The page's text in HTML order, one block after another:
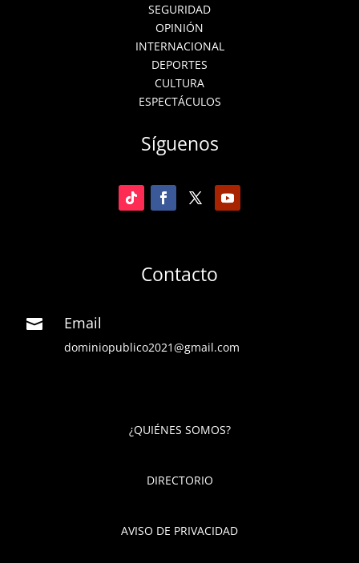
SEGURIDAD
OPINIÓN
INTERNACIONAL
DEPORTES
CULTURA
ESPECTÁCULOS
Síguenos
Contacto
 Email
dominiopublico2021@gmail.com
¿QUIÉNES SOMOS?
DIRECTORIO
AVISO DE PRIVACIDAD